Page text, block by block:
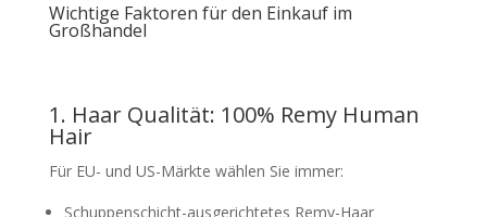
Wichtige Faktoren für den Einkauf im
Großhandel
1. Haar Qualität: 100% Remy Human
Hair
Für EU- und US-Märkte wählen Sie immer:
Schuppenschicht-ausgerichtetes Remy-Haar